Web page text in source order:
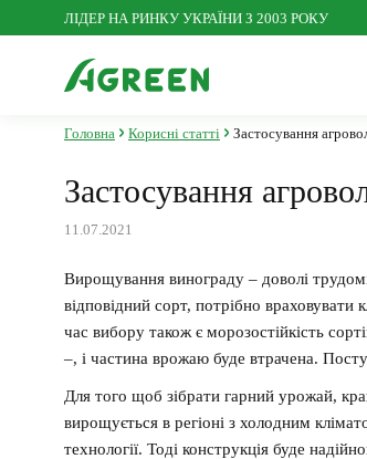
ЛІДЕР НА РИНКУ УКРАЇНИ З 2003 РОКУ
Сітка пластикова
Сезонні товари для саду та
Головна Корисні статті Застосування
Застосування
11.07.2021
Вирощування винограду – доволі
відповідний сорт, потрібно враховувати
час вибору також є морозостійкість
–, і частина врожаю буде втрачена.
Для того щоб зібрати гарний урожай,
вирощується в регіоні з холодним
технології. Тоді конструкція буде